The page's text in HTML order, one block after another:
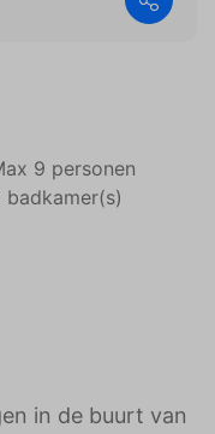
9 personen
badkamer(s)
in de buurt van